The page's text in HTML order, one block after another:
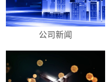
公司新闻